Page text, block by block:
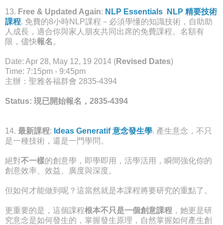
13. Free & Updated Again: NLP Essentials NLP 精要技術
課程. 免費的8小時NLP課程－必須學懂的知識技術，自助助
人成長，適合你與家人朋友共同出席的免費課程。名額有
限，儘快報名 。
Date: Apr 28, May 12, 19 2014 (Revised Dates)
Time: 7:15pm - 9:45pm
主辦：聖雅各福群會 2835-4394
Status: 現已開始報名，2835-4394
14. 最新課程: Ideas Generatif 意念發生學. 產生意念，不只
是一種技術，還是一門學問。
絕對不一樣的創意學，即學即用，活學活用，瞬間強化你的
創意效率、效益、廣度與深度。
但如何才能做到呢？這當然就是本課程將要研究的重點了。
更重要的是，這個課程根本不只是一個創意課程 ，她更是研
究意念是如何發生的，掌握發生原理，自然掌握如何產生創